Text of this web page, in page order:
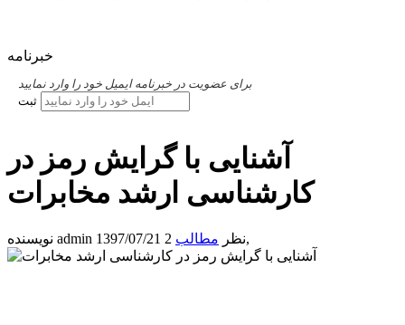
خبرنامه
برای عضویت در خبرنامه ایمیل خود را وارد نمایید
ثبت
آشنایی با گرایش رمز در
کارشناسی ارشد مخابرات
نویسنده admin 1397/07/21 2 نظر مطالب ,